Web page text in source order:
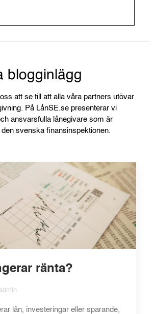
blogginlägg
att se till att alla våra partners utövar
På LånSE.se presenterar vi
ansvarsfulla lånegivare som är
svenska finansinspektionen.
ränta?
lån, investeringar eller sparande,